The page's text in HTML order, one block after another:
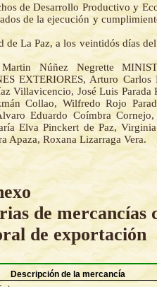
de Desarrollo Productivo y
de la ejecución y
La Paz, a los veintidós días
Núñez Negrette
EXTERIORES, Arturo
Villavicencio, José Luis Parada
Collao, Wilfredo Rojo
Eduardo Coímbra
Elva Pinckert de Paz,
Apaza, Roxana Lizarraga Vera.
de mercancías
de exportación
Descripción de la mercancía